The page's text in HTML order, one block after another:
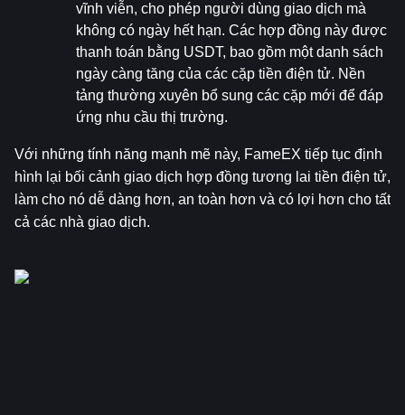
vĩnh viễn, cho phép người dùng giao dịch mà
không có ngày hết hạn. Các hợp đồng này được
thanh toán bằng USDT, bao gồm một danh sách
ngày càng tăng của các cặp tiền điện tử. Nền
tảng thường xuyên bổ sung các cặp mới để đáp
ứng nhu cầu thị trường.
Với những tính năng mạnh mẽ này, FameEX tiếp tục định
hình lại bối cảnh giao dịch hợp đồng tương lai tiền điện tử,
làm cho nó dễ dàng hơn, an toàn hơn và có lợi hơn cho tất
cả các nhà giao dịch.